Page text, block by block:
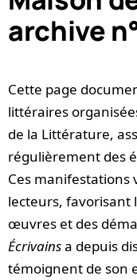
archive
Cette page
littéraires
de la Littérature,
régulièrement des
Ces manifestations
lecteurs, favorisant
œuvres et des
Écrivainsa depuis
témoignent de son